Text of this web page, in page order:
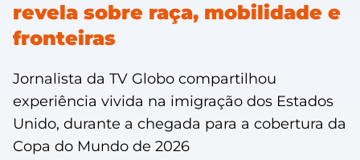
revela sobre raça, mobilidade e
fronteiras
Jornalista da TV Globo compartilhou
experiência vivida na imigração dos Estados
Unido, durante a chegada para a cobertura da
Copa do Mundo de 2026